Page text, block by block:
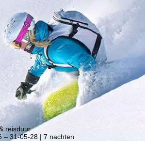
van onze kortingsacties!
reisduur
– 31-05-28 | 7 nachten